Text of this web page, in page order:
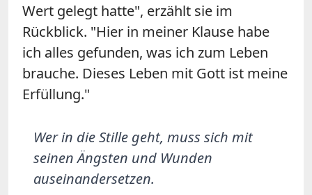
Wert gelegt hatte", erzählt sie im
Rückblick. "Hier in meiner Klause habe
ich alles gefunden, was ich zum Leben
brauche. Dieses Leben mit Gott ist meine
Erfüllung."
Wer in die Stille geht, muss sich mit
seinen Ängsten und Wunden
auseinandersetzen.